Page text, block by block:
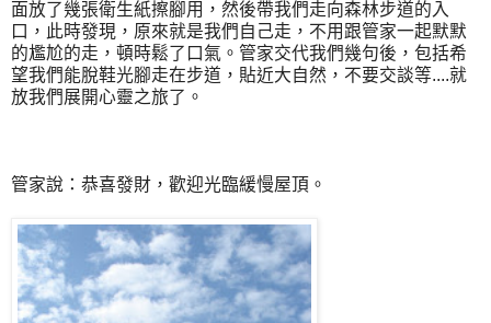
面放了幾張衛生紙擦腳用，然後帶我們走向森林步道的入
口，此時發現，原來就是我們自己走，不用跟管家一起默默
的尷尬的走，頓時鬆了口氣。管家交代我們幾句後，包括希
望我們能脫鞋光腳走在步道，貼近大自然，不要交談等....就
放我們展開心靈之旅了。
管家說：恭喜發財，歡迎光臨緩慢屋頂。